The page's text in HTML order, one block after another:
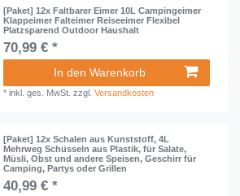
[Paket] 12x Faltbarer Eimer 10L Campingeimer
Klappeimer Falteimer Reiseeimer Flexibel
Platzsparend Outdoor Haushalt
70,99 € *
In den Warenkorb
*inkl. ges. MwSt. zzgl.Versandkosten
[Paket] 12x Schalen aus Kunststoff, 4L
Mehrweg Schüsseln aus Plastik, für Salate,
Müsli, Obst und andere Speisen, Geschirr für
Camping, Partys oder Grillen
40,99 € *